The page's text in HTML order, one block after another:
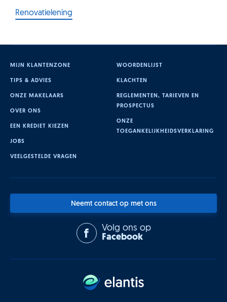
Renovatielening
MIJN KLANTENZONE
TIPS & ADVIES
ONZE MAKELAARS
OVER ONS
EEN KREDIET KIEZEN
JOBS
VEELGESTELDE VRAGEN
WOORDENLIJST
KLACHTEN
REGLEMENTEN, TARIEVEN EN
PROSPECTUS
ONZE
TOEGANKELIJKHEIDSVERKLARING
Neemt contact op met ons
Volg ons op
Facebook